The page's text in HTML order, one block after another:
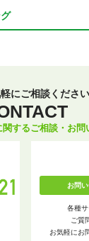
にご相談ください
するご相談・お問
お問
各種
ご質
お気軽にお